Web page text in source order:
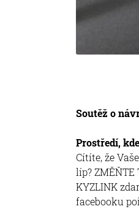
Soutěž o
Prostředí,
Cítíte, že
líp?
KYZLINK
facebooku